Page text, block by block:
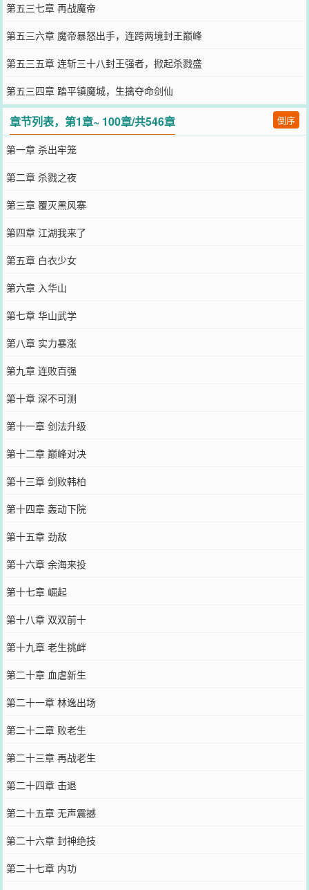
第五三七章 再战魔帝
第五三六章 魔帝暴怒出手，连跨两境封王巅峰
第五三五章 连斩三十八封王强者，掀起杀戮盛
第五三四章 踏平镇魔城，生擒夺命剑仙
章节列表，第1章~ 100章/共546章 倒序
第一章 杀出牢笼
第二章 杀戮之夜
第三章 覆灭黑风寨
第四章 江湖我来了
第五章 白衣少女
第六章 入华山
第七章 华山武学
第八章 实力暴涨
第九章 连败百强
第十章 深不可测
第十一章 剑法升级
第十二章 巅峰对决
第十三章 剑败韩柏
第十四章 轰动下院
第十五章 劲敌
第十六章 余海来投
第十七章 崛起
第十八章 双双前十
第十九章 老生挑衅
第二十章 血虐新生
第二十一章 林逸出场
第二十二章 败老生
第二十三章 再战老生
第二十四章 击退
第二十五章 无声震撼
第二十六章 封神绝技
第二十七章 内功